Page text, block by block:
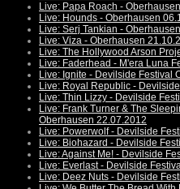
Live: Papa Roach -
Live: Hounds - Oberhausen
Live: Serj Tankian -
Live: Viza - Oberhausen
Live: The Hollywood Arson
Live: Faderhead - M'era Luna
Live: Ignite - Devilside Festival
Live: Royal Republic -
Live: Thin Lizzy - Devilside
Live: Frank Turner & The
Oberhausen 22.07.2012
Live: Powerwolf - Devilside
Live: Biohazard - Devilside
Live: Against Me! - Devilside
Live: Everlast - Devilside
Live: Deez Nuts - Devilside